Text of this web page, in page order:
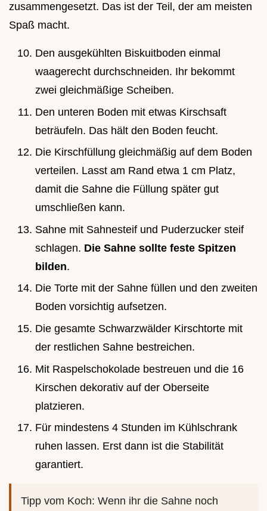
zusammengesetzt. Das ist der Teil, der am meisten
Spaß macht.
Den ausgekühlten Biskuitboden einmal
waagerecht durchschneiden. Ihr bekommt
zwei gleichmäßige Scheiben.
Den unteren Boden mit etwas Kirschsaft
beträufeln. Das hält den Boden feucht.
Die Kirschfüllung gleichmäßig auf dem Boden
verteilen. Lasst am Rand etwa 1 cm Platz,
damit die Sahne die Füllung später gut
umschließen kann.
Sahne mit Sahnesteif und Puderzucker steif
schlagen. Die Sahne sollte feste Spitzen
bilden.
Die Torte mit der Sahne füllen und den zweiten
Boden vorsichtig aufsetzen.
Die gesamte Schwarzwälder Kirschtorte mit
der restlichen Sahne bestreichen.
Mit Raspelschokolade bestreuen und die 16
Kirschen dekorativ auf der Oberseite
platzieren.
Für mindestens 4 Stunden im Kühlschrank
ruhen lassen. Erst dann ist die Stabilität
garantiert.
Tipp vom Koch: Wenn ihr die Sahne noch